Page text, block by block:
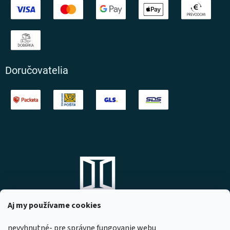
Aj my používame cookies
Doručovatelia